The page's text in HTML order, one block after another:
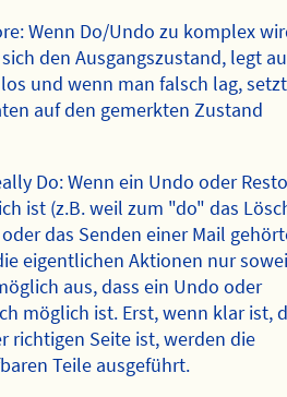
Wenn Do/Undo zu komplex
den Ausgangszustand, legt
und wenn man falsch lag, setzt
auf den gemerkten Zustand
Do: Wenn ein Undo oder
ist (z.B. weil zum "do" das
das Senden einer Mail
eigentlichen Aktionen nur
aus, dass ein Undo oder
möglich ist. Erst, wenn klar ist,
richtigen Seite ist, werden die
Teile ausgeführt.